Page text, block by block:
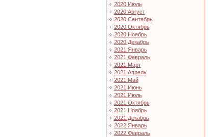
2020 Июль
2020 Август
2020 Сентябрь
2020 Октябрь
2020 Ноябрь
2020 Декабрь
2021 Январь
2021 Февраль
2021 Март
2021 Апрель
2021 Май
2021 Июнь
2021 Июль
2021 Октябрь
2021 Ноябрь
2021 Декабрь
2022 Январь
2022 Февраль